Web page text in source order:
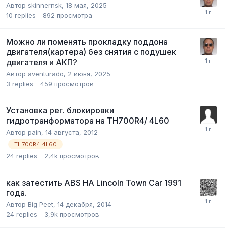
Автор skinnernsk, 18 мая, 2025
10 replies 892 просмотра
Можно ли поменять прокладку поддона
двигателя(картера) без снятия с подушек
двигателя и АКП?
Автор aventurado, 2 июня, 2025
3 replies 459 просмотров
Установка рег. блокировки
гидротранформатора на TH700R4/ 4L60
Автор pain, 14 августа, 2012
TH700R4 4L60
24 replies 2,4k просмотров
как затестить ABS НА Lincoln Town Car 1991
года.
Автор Big Peet, 14 декабря, 2014
24 replies 3,9k просмотров